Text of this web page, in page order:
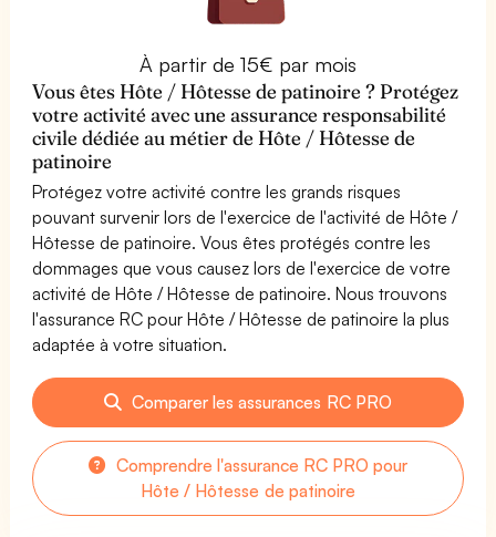
À partir de 15€ par mois
Vous êtes Hôte / Hôtesse de patinoire ? Protégez
votre activité avec une assurance responsabilité
civile dédiée au métier de Hôte / Hôtesse de
patinoire
Protégez votre activité contre les grands risques
pouvant survenir lors de l'exercice de l'activité de Hôte /
Hôtesse de patinoire. Vous êtes protégés contre les
dommages que vous causez lors de l'exercice de votre
activité de Hôte / Hôtesse de patinoire. Nous trouvons
l'assurance RC pour Hôte / Hôtesse de patinoire la plus
adaptée à votre situation.
Comparer les assurances RC PRO
Comprendre l'assurance RC PRO pour
Hôte / Hôtesse de patinoire